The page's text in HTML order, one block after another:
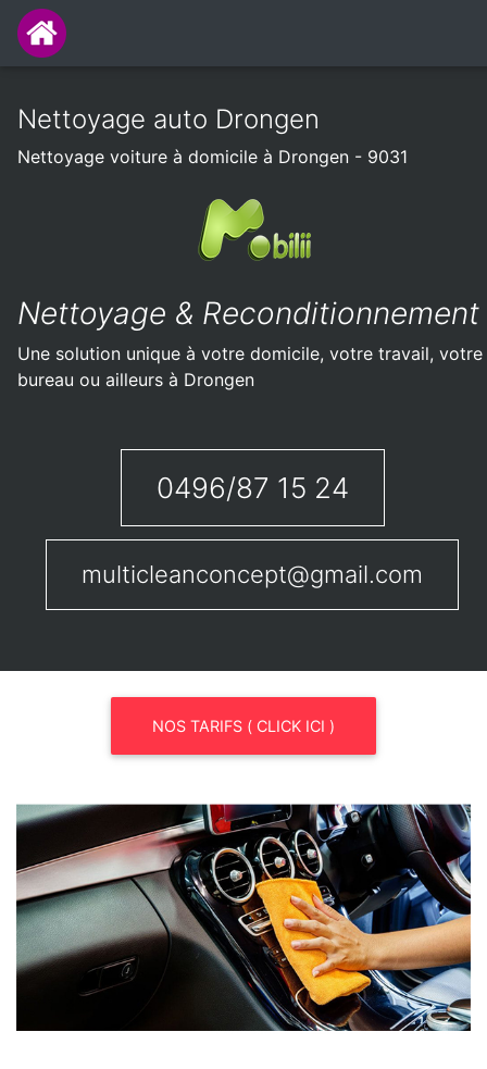
Nettoyage auto Drongen
Nettoyage voiture à domicile à Drongen - 9031
Nettoyage & Reconditionnement
Une solution unique à votre domicile, votre travail, votre
bureau ou ailleurs à Drongen
0496/87 15 24
multicleanconcept@gmail.com
NOS TARIFS ( CLICK ICI )